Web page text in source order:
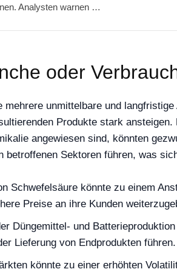
Analysten warnen …
oder
unmittelbare und
Produkte stark
angewiesen sind, könnten
Sektoren führen, was
Schwefelsäure könnte zu einem
Preise an ihre Kunden
Düngemittel- und
Lieferung von Endprodukten führen.
könnte zu einer erhöhten